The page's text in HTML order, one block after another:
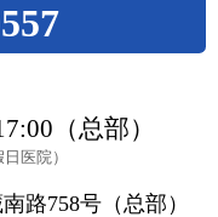
（总部）
医院）
路758号（总部）